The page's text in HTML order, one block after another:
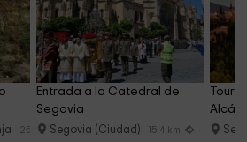
25.6 km
Entrada a la Catedral de
Segovia
Segovia (Ciudad) 15.4 km
Tour